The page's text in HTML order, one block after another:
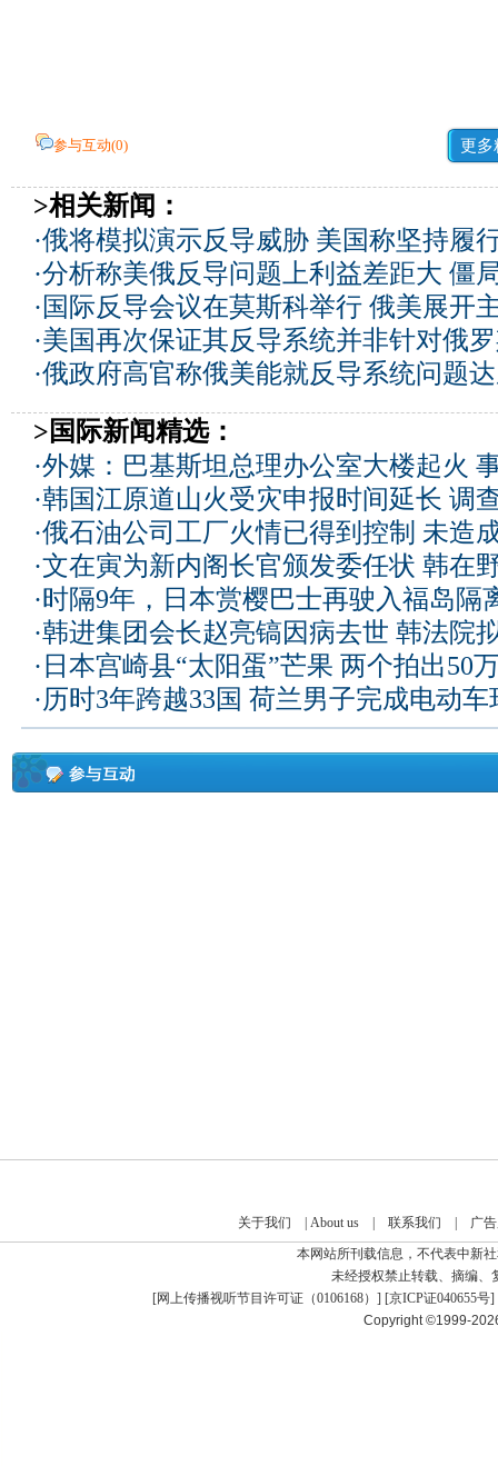
参与互动(0) 更多
>相关新闻：
·俄将模拟演示反导威胁 美国称坚持履
·分析称美俄反导问题上利益差距大 僵
· 国际反导会议在莫斯科举行 俄美展开
·美国再次保证其反导系统并非针对俄
·俄政府高官称俄美能就反导系统问题
>国际新闻精选：
·外媒：巴基斯坦总理办公室大楼起火
·韩国江原道山火受灾申报时间延长 调
·俄石油公司工厂火情已得到控制 未造
·文在寅为新内阁长官颁发委任状 韩在
·时隔9年，日本赏樱巴士再驶入福岛隔
·韩进集团会长赵亮镐因病去世 韩法院
· 日本宫崎县“太阳蛋”芒果 两个拍出50
·历时3年跨越33国 荷兰男子完成电动车
关于我们 About us| 联系我们
广
本网站所刊载信息，不代表中新
未经授权禁止转载、摘编、
[网上传播视听节目许可证（0106168） ] [京ICP证040655号]
Copyright ©1999-